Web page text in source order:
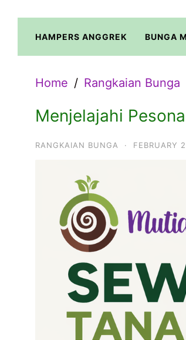
HAMPERS ANGGREK BUNGA
Home Rangkaian Bunga
Menjelajahi
RANGKAIAN BUNGA · FEBRUARY